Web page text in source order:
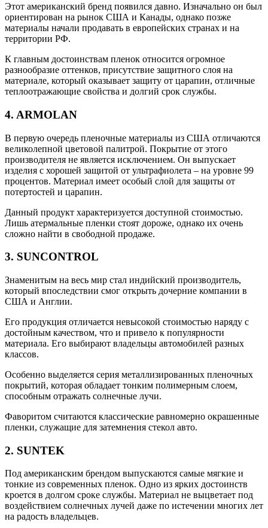
Этот американский бренд появился давно. Изначально он был
ориентирован на рынок США и Канады, однако позже
материалы начали продавать в европейских странах и на
территории РФ.
К главным достоинствам пленок относится огромное
разнообразие оттенков, присутствие защитного слоя на
материале, который оказывает защиту от царапин, отличные
теплоотражающие свойства и долгий срок службы.
4. ARMOLAN
В первую очередь пленочные материалы из США отличаются
великолепной цветовой палитрой. Покрытие от этого
производителя не является исключением. Он выпускает
изделия с хорошей защитой от ультрафиолета – на уровне 99
процентов. Материал имеет особый слой для защиты от
потертостей и царапин.
Данный продукт характеризуется доступной стоимостью.
Лишь атермальные пленки стоят дороже, однако их очень
сложно найти в свободной продаже.
3. SUNCONTROL
Знаменитым на весь мир стал индийский производитель,
который впоследствии смог открыть дочерние компании в
США и Англии.
Его продукция отличается невысокой стоимостью наряду с
достойным качеством, что и привело к популярности
материала. Его выбирают владельцы автомобилей разных
классов.
Особенно выделяется серия металлизированных пленочных
покрытий, которая обладает тонким полимерным слоем,
способным отражать солнечные лучи.
Фаворитом считаются классические равномерно окрашенные
пленки, служащие для затемнения стекол авто.
2. SUNTEK
Под американским брендом выпускаются самые мягкие и
тонкие из современных пленок. Одно из ярких достоинств
кроется в долгом сроке службы. Материал не выцветает под
воздействием солнечных лучей даже по истечении многих лет
на радость владельцев.